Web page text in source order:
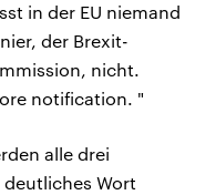
in der EU niemand
der Brexit-
nicht.
notification. "
alle drei
Wort